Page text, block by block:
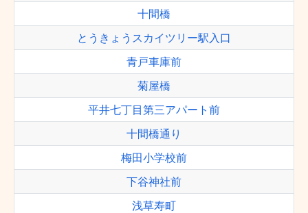
十間橋
とうきょうスカイツリー駅入口
青戸車庫前
菊屋橋
平井七丁目第三アパート前
十間橋通り
梅田小学校前
下谷神社前
浅草寿町